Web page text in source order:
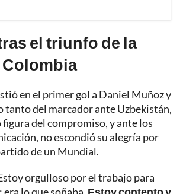
el triunfo de la
en el primer gol a Daniel Muñoz y
tanto del marcador ante Uzbekistán,
del compromiso, y ante los
no escondió su alegría por
de un Mundial.
orgulloso por el trabajo para
lo que soñaba. Estoy contento y